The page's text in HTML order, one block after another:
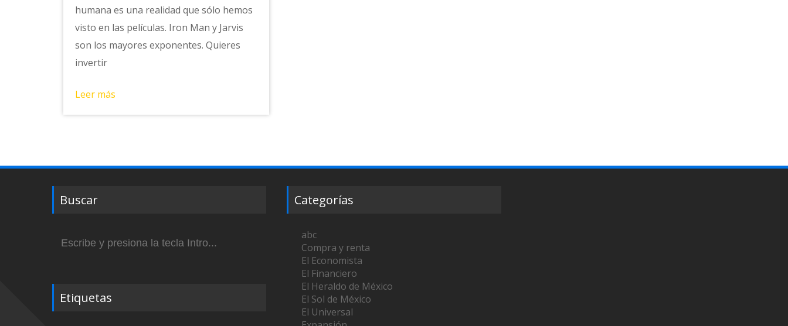
humana es una realidad que sólo hemos
visto en las películas. Iron Man y Jarvis
son los mayores exponentes. Quieres
invertir
Leer más
Buscar
Etiquetas
Categorías
abc
Compra y renta
El Economista
El Financiero
El Heraldo de México
El Sol de México
El Universal